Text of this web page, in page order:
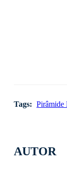
AUTOR
Tags: Pirâmide